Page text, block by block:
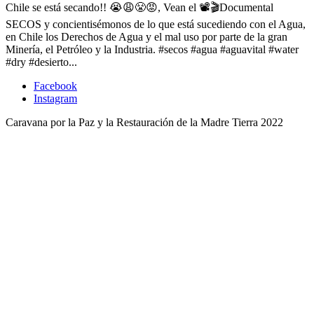
Chile se está secando!! 😭😩😤😡, Vean el 📽🎬Documental
SECOS y concientisémonos de lo que está sucediendo con el Agua,
en Chile los Derechos de Agua y el mal uso por parte de la gran
Minería, el Petróleo y la Industria. #secos #agua #aguavital #water
#dry #desierto...
Facebook
Instagram
Caravana por la Paz y la Restauración de la Madre Tierra 2022